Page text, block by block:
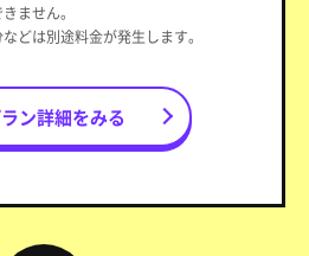
ません。
どは別途料金が発生します。
ン詳細をみる